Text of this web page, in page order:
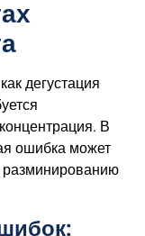
дегустация
В
ошибка может
разминированию